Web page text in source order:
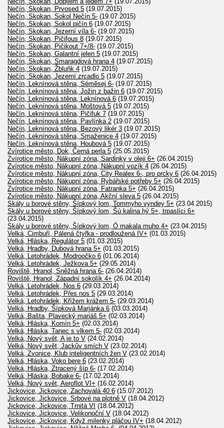
Nečín, Skokan, Prvosed 5 (19.07.2015)
Nečín, Skokan, Sokol Nečín 5- (19.07.2015)
Nečín, Skokan, Sokol pičín 6 (19.07.2015)
Nečín, Skokan, Jezerní víla 6- (19.07.2015)
Nečín, Skokan, Pičifous 8 (19.07.2015)
Nečín, Skokan, Pičikout 7+/8- (19.07.2015)
Nečín, Skokan, Galantní jelen 5 (19.07.2015)
Nečín, Skokan, Smaragdová hrana 4 (19.07.2015)
Nečín, Skokan, Žbluňk 4 (19.07.2015)
Nečín, Skokan, Jezerní zrcadlo 5 (19.07.2015)
Nečín, Leknínová stěna, Séměsej 6- (19.07.2015)
Nečín, Leknínová stěna, Jožin z bažin 6 (19.07.2015)
Nečín, Leknínová stěna, Leknínová 6 (19.07.2015)
Nečín, Leknínová stěna, Moštová 5 (19.07.2015)
Nečín, Leknínová stěna, Pičifuk 7 (19.07.2015)
Nečín, Leknínová stěna, Pavlínka 2 (19.07.2015)
Nečín, Leknínová stěna, Bezový likér 3 (19.07.2015)
Nečín, Leknínová stěna, Smaženice 4 (19.07.2015)
Nečín, Leknínová stěna, Houbová 5 (19.07.2015)
Zvírotice město, Dok, Černá perla 5 (25.05.2015)
Zvírotice město, Nákupní zóna, Sardinky v oleji 6+ (26.04.2015)
Zvírotice město, Nákupní zóna, Nákupní vozík 4 (26.04.2015)
Zvírotice město, Nákupní zóna, City Realex 6-, pro prcky 6 (26.04.2015)
Zvírotice město, Nákupní zóna, Rybářské potřeby 5+ (26.04.2015)
Zvírotice město, Nákupní zóna, Fatranka 5+ (26.04.2015)
Zvírotice město, Nákupní zóna, Akční sleva 5 (26.04.2015)
Skály u borové stěny, Šípkový lom, Tommyho vyndey 5+ (23.04.2015)
Skály u borové stěny, Šípkový lom, Šú kalina hý 5+, trpaslíci 6+
(23.04.2015)
Skály u borové stěny, Šípkový lom, Ó makala muho 4+ (23.04.2015)
Velká, Cimbuří, Pálená čtyřka - prodloužená IV+ (01.03.2015)
Velká, Hláska, Regulátor 5 (01.03.2015)
Velká, Hradby, Dubová hrana 5+ (01.03.2015)
Velká, Letohrádek, Modroočko 6 (01.06.2014)
Velká, Letohrádek, Ježkova 5+ (29.05.2014)
Roviště, Hranol, Sněžná hrana 6- (26.04.2014)
Roviště, Hranol, Západní sokolík 4+ (26.04.2014)
Velká, Letohrádek, Nos 6 (29.03.2014)
Velká, Letohrádek, Přes nos 5 (29.03.2014)
Velká, Letohrádek, Křížem krážem 5- (29.03.2014)
Velká, Hradby, Šípková Marjánka 6 (03.03.2014)
Velká, Bašta, Plavecký mariáš 5+ (02.03.2014)
Velká, Hláska, Komín 5+ (02.03.2014)
Velká, Hláska, Tanec s vlkem 5- (02.03.2014)
Velká, Nový svět, A je to V (24.02.2014)
Velká, Nový svět, Jackův smích V (23.02.2014)
Velká, Zvonice, Klub inteligentních žen V (23.02.2014)
Velká, Hláska, Voko bere 6 (23.02.2014)
Velká, Hláska, Ztracený šíp 6- (17.02.2014)
Velká, Hláska, Bobake 6- (17.02.2014)
Velká, Nový svět, Aeroflot VI+ (16.02.2014)
Jickovice, Jickovice, Zachovalá 40 6 (15.07.2012)
Jickovice, Jickovice, Srbové na plotně V (18.04.2012)
Jickovice, Jickovice, Trnitá VI (18.04.2012)
Jickovice, Jickovice, Velikonoční V (18.04.2012)
Jickovice, Jickovice, Když milenky pláčou IV+ (18.04.2012)